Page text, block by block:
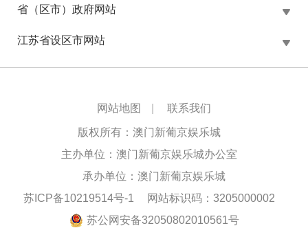
省（区市）政府网站
江苏省设区市网站
网站地图 联系我们
版权所有：澳门新葡京娱乐城
主办单位：澳门新葡京娱乐城办公室
承办单位：澳门新葡京娱乐城
苏ICP备10219514号-1
网站标识码：3205000002
苏公网安备32050802010561号